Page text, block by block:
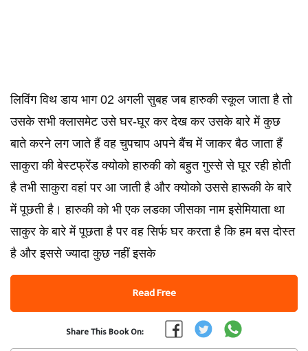
लिविंग विथ डाय भाग 02 अगली सुबह जब हारुकी स्कूल जाता है तो
उसके सभी क्लासमेट उसे घर-घूर कर देख कर उसके बारे में कुछ
बाते करने लग जाते हैं वह चुपचाप अपने बैंच में जाकर बैठ जाता हैं
साकुरा की बेस्टफ्रेंड क्योको हारुकी को बहुत गुस्से से घूर रही होती
है तभी साकुरा वहां पर आ जाती है और क्योको उससे हारूकी के बारे
में पूछती है। हारुकी को भी एक लडका जीसका नाम इसेमियाता था
साकुर के बारे में पूछता है पर वह सिर्फ घर करता है कि हम बस दोस्त
है और इससे ज्यादा कुछ नहीं इसके
Read Free
Share This Book On: